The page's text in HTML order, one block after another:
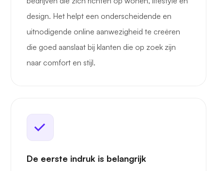
design. Het helpt een onderscheidende en
uitnodigende online aanwezigheid te creëren
die goed aanslaat bij klanten die op zoek zijn
naar comfort en stijl.
De eerste indruk is belangrijk